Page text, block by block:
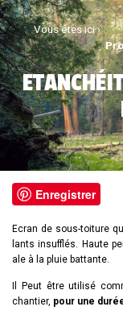
Vous êtes ici ›
Enregistrer
Ecran de sous-toit­ure
lants in­suf­flés. Haute
ale à la plu­ie bat­tante.
Il Peut être utilisé
chantier, pour une